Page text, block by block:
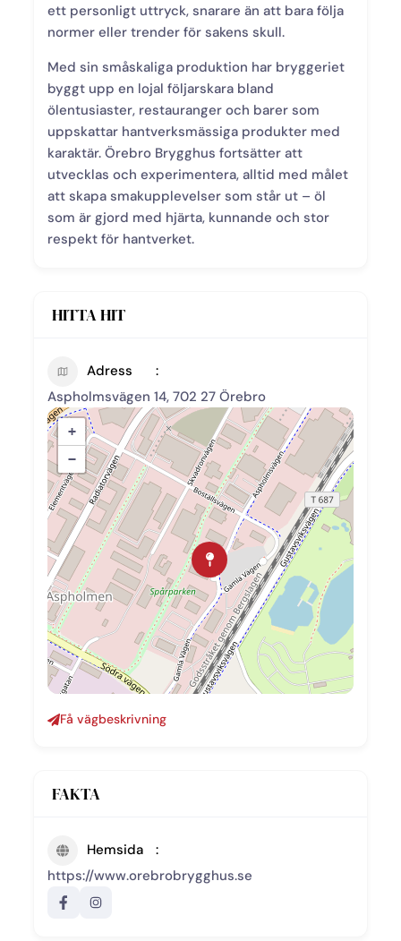
ett personligt uttryck, snarare än att bara följa
normer eller trender för sakens skull.
Med sin småskaliga produktion har bryggeriet
byggt upp en lojal följarskara bland
ölentusiaster, restauranger och barer som
uppskattar hantverksmässiga produkter med
karaktär. Örebro Brygghus fortsätter att
utvecklas och experimentera, alltid med målet
att skapa smakupplevelser som står ut – öl
som är gjord med hjärta, kunnande och stor
respekt för hantverket.
HITTA HIT
Adress
Aspholmsvägen 14, 702 27 Örebro
+
−
Få vägbeskrivning
FAKTA
Hemsida
https://www.orebrobrygghus.se